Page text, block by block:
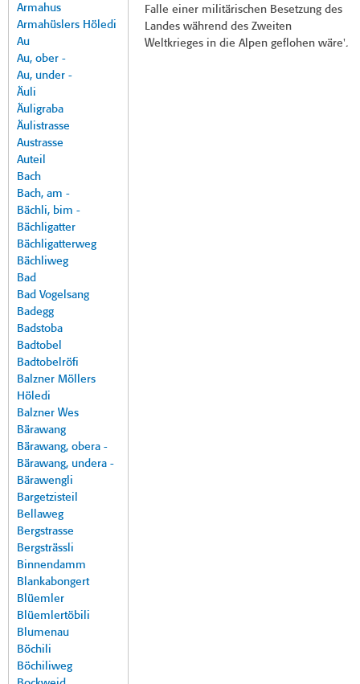
Armahus
Armahüslers Höledi
Au
Au, ober -
Au, under -
Äuli
Äuligraba
Äulistrasse
Austrasse
Auteil
Bach
Bach, am -
Bächli, bim -
Bächligatter
Bächligatterweg
Bächliweg
Bad
Bad Vogelsang
Badegg
Badstoba
Badtobel
Badtobelröfi
Balzner Möllers
Höledi
Balzner Wes
Bärawang
Bärawang, obera -
Bärawang, undera -
Bärawengli
Bargetzisteil
Bellaweg
Bergstrasse
Bergsträssli
Binnendamm
Blankabongert
Blüemler
Blüemlertöbili
Blumenau
Böchili
Böchiliweg
Falle einer militärischen Besetzung des
Landes während des Zweiten
Weltkrieges in die Alpen geflohen wäre'.